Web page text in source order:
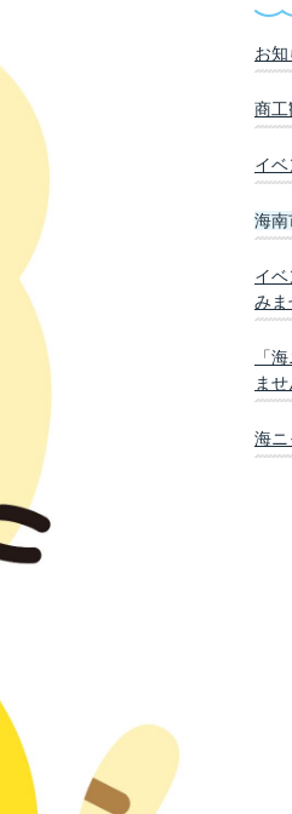
お
商工
イベ
海南
イ
みま
「
ま
海ニ